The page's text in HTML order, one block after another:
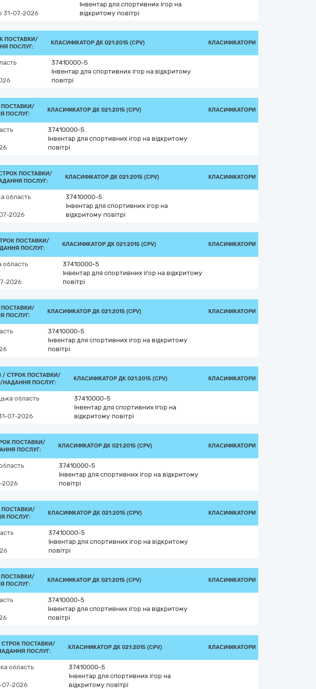
31-07-2026
Інвентар для спортивних ігор на
відкритому повітрі
ПОСТАВКИ/
ПОСЛУГ:
КЛАСИФІКАТОР ДК 021:2015 (CPV) КЛАСИФІКАТОРИ
37410000-5
Інвентар для спортивних ігор на відкритому
повітрі
ПОСТАВКИ/
ПОСЛУГ:
КЛАСИФІКАТОР ДК 021:2015 (CPV) КЛАСИФІКАТОРИ
37410000-5
Інвентар для спортивних ігор на відкритому
повітрі
ПОСТАВКИ/
ПОСЛУГ:
КЛАСИФІКАТОР ДК 021:2015 (CPV) КЛАСИФІКАТОРИ
область
2026
37410000-5
Інвентар для спортивних ігор на
відкритому повітрі
ПОСТАВКИ/
ПОСЛУГ:
КЛАСИФІКАТОР ДК 021:2015 (CPV) КЛАСИФІКАТОРИ
область
2026
37410000-5
Інвентар для спортивних ігор на відкритому
повітрі
ПОСТАВКИ/
ПОСЛУГ:
КЛАСИФІКАТОР ДК 021:2015 (CPV) КЛАСИФІКАТОРИ
37410000-5
Інвентар для спортивних ігор на відкритому
повітрі
/ СТРОК ПОСТАВКИ/
НАДАННЯ ПОСЛУГ:
КЛАСИФІКАТОР ДК 021:2015 (CPV) КЛАСИФІКАТОРИ
область
07-2026
37410000-5
Інвентар для спортивних ігор на
відкритому повітрі
ПОСТАВКИ/
ПОСЛУГ:
КЛАСИФІКАТОР ДК 021:2015 (CPV) КЛАСИФІКАТОРИ
2026
37410000-5
Інвентар для спортивних ігор на відкритому
повітрі
ПОСТАВКИ/
ПОСЛУГ:
КЛАСИФІКАТОР ДК 021:2015 (CPV) КЛАСИФІКАТОРИ
37410000-5
Інвентар для спортивних ігор на відкритому
повітрі
ПОСТАВКИ/
ПОСЛУГ:
КЛАСИФІКАТОР ДК 021:2015 (CPV) КЛАСИФІКАТОРИ
37410000-5
Інвентар для спортивних ігор на відкритому
повітрі
СТРОК ПОСТАВКИ/
ПОСЛУГ:
КЛАСИФІКАТОР ДК 021:2015 (CPV) КЛАСИФІКАТОРИ
область
07-2026
37410000-5
Інвентар для спортивних ігор на
відкритому повітрі